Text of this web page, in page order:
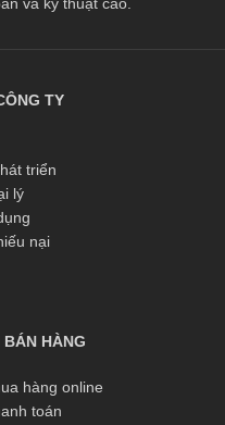
TY
triển
lý
nại
BÁN HÀNG
hàng online
toán